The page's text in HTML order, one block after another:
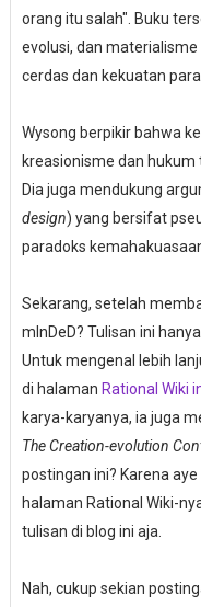
orang itu salah". Buku
evolusi, dan
cerdas dan kekuatan
Wysong berpikir bahwa
kreasionisme dan
Dia juga mendukung
design) yang bersifat
paradoks
Sekarang, setelah
mInDeD? Tulisan ini
Untuk mengenal lebih
di halaman Rational Wiki
karya-karyanya, ia juga
The Creation-evolution
postingan ini? Karena
halaman Rational Wiki-
tulisan di blog ini aja.
Nah, cukup sekian